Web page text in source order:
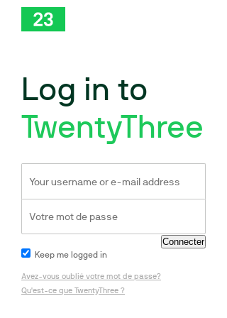
Log in to
TwentyThree
Keep me logged in
Avez-vous oublié votre mot de passe?
Qu'est-ce que TwentyThree ?